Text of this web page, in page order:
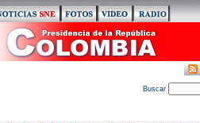
Buscar